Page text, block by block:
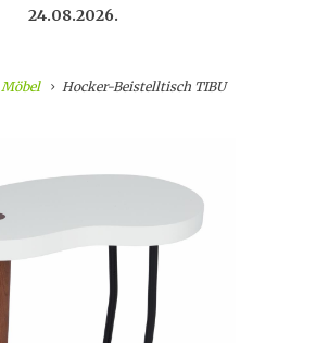
24.08.2026.
Möbel Hocker-Beistelltisch TIBU